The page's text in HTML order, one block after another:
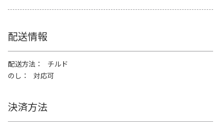
配送情報
配送方法
チルド
のし
対応可
決済方法